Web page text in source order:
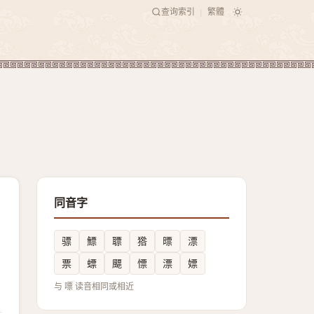
查询索引 繁體
同音字
骠 鰾 䏇 㹾 㬓
漂
票
螵 飃 慓 漂 嫖
与 嘌 读音相同或相近